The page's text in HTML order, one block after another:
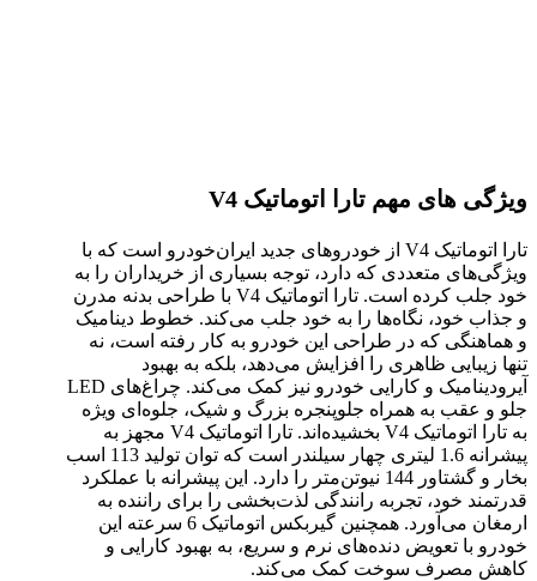
ویژگی های مهم تارا اتوماتیک V4
تارا اتوماتیک V4 از خودروهای جدید ایران‌خودرو است که با
ویژگی‌های متعددی که دارد، توجه بسیاری از خریداران را به
خود جلب کرده است. تارا اتوماتیک V4 با طراحی بدنه مدرن
و جذاب خود، نگاه‌ها را به خود جلب می‌کند. خطوط دینامیک
و هماهنگی که در طراحی این خودرو به کار رفته است، نه
تنها زیبایی ظاهری را افزایش می‌دهد، بلکه به بهبود
آیرودینامیک و کارایی خودرو نیز کمک می‌کند. چراغ‌های LED
جلو و عقب به همراه جلوپنجره بزرگ و شیک، جلوه‌ای ویژه
به تارا اتوماتیک V4 بخشیده‌اند. تارا اتوماتیک V4 مجهز به
پیشرانه 1.6 لیتری چهار سیلندر است که توان تولید 113 اسب
بخار و گشتاور 144 نیوتن‌متر را دارد. این پیشرانه با عملکرد
قدرتمند خود، تجربه رانندگی لذت‌بخشی را برای راننده به
ارمغان می‌آورد. همچنین گیربکس اتوماتیک 6 سرعته این
خودرو با تعویض دنده‌های نرم و سریع، به بهبود کارایی و
کاهش مصرف سوخت کمک می‌کند.